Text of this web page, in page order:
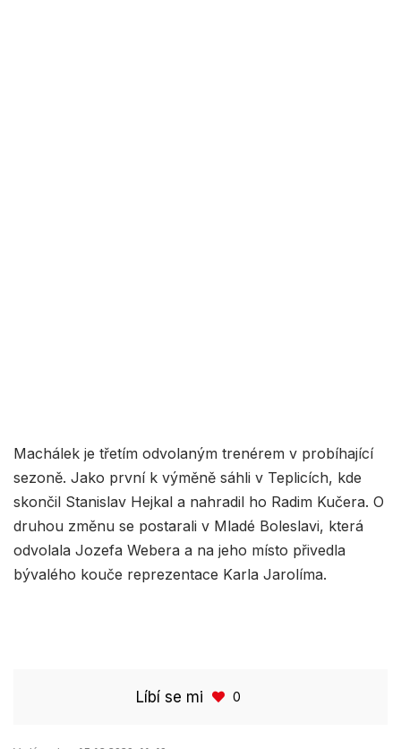
Machálek je třetím odvolaným trenérem v probíhající
sezoně. Jako první k výměně sáhli v Teplicích, kde
skončil Stanislav Hejkal a nahradil ho Radim Kučera. O
druhou změnu se postarali v Mladé Boleslavi, která
odvolala Jozefa Webera a na jeho místo přivedla
bývalého kouče reprezentace Karla Jarolíma.
Líbí se mi 0